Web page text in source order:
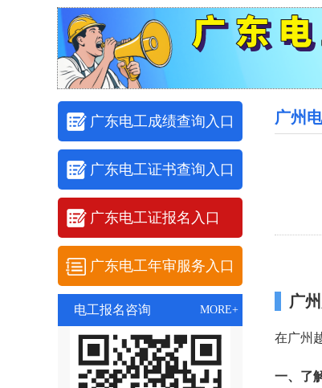
广东电工成绩查询入口
广东电工证书查询入口
广东电工证报名入口
广东电工年审服务入口
电工报名咨询 MORE+
广州
广
在广州
一、了